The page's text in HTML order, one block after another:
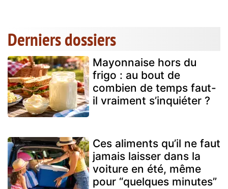
Derniers dossiers
Mayonnaise hors du
frigo : au bout de
combien de temps faut-
il vraiment s’inquiéter ?
Ces aliments qu’il ne faut
jamais laisser dans la
voiture en été, même
pour “quelques minutes”